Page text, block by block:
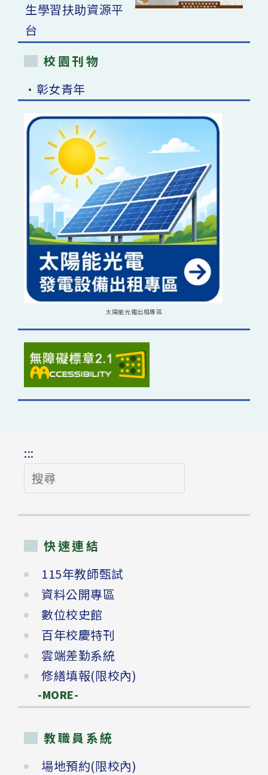
校園刊物
•彰女青年
太陽能光電出租專區
:::
搜
尋
快速連結
115年教師甄試
資料公開專區
數位校史館
百年校慶特刊
雲端差勤系統
修繕填報(限校內)
-MORE-
教職員系統
場地預約(限校內)